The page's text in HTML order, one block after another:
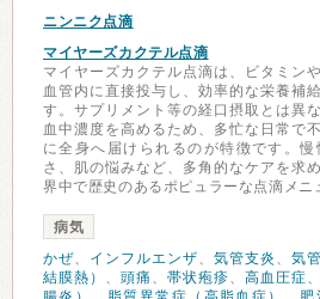
ニンニク点滴
マイヤーズカクテル点滴
マイヤーズカクテル点滴は、ビタミン
血管内に直接投与し、効率的な栄養補
す。サプリメント等の経口摂取とは異
血中濃度を高めるため、多忙な日常で
に全身へ届けられるのが特徴です。
さ、肌の悩みなど、多角的なケアを求
界中で歴史のあるポピュラーな点滴メニ
病気
かぜ、 インフルエンザ、 気管支炎 、 気
結膜熱） 、 頭痛 、 帯状疱疹、 高血圧症、